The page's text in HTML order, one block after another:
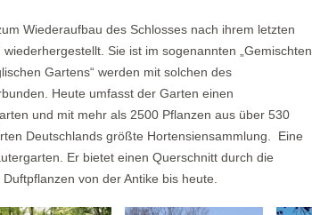
Wiederaufbau des Schlosses nach ihrem letzten
Sie ist im sogenannten „Gemischten
Gartens“ werden mit solchen des
Heute umfasst der Garten einen
und mit mehr als 2500 Pflanzen aus über 530
Deutschlands größte Hortensiensammlung. Eine
Er bietet einen Querschnitt durch die
von der Antike bis heute.